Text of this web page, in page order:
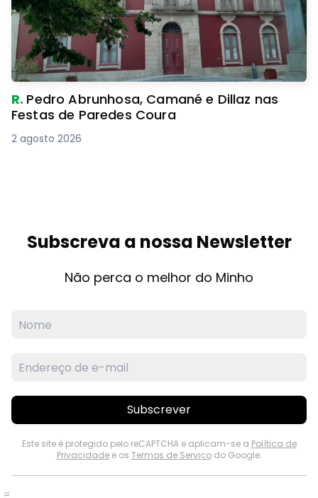
R. Pedro Abrunhosa, Camané e Dillaz nas
Festas de Paredes Coura
2 agosto 2026
Subscreva a nossa Newsletter
Não perca o melhor do Minho
Subscrever
Este site é protegido pelo reCAPTCHA e aplicam-se a Política de
Privacidadee os Termos de Serviçodo Google.